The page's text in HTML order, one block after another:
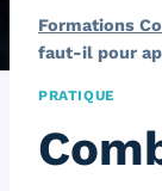
Formations
faut-il pour
PRATIQUE